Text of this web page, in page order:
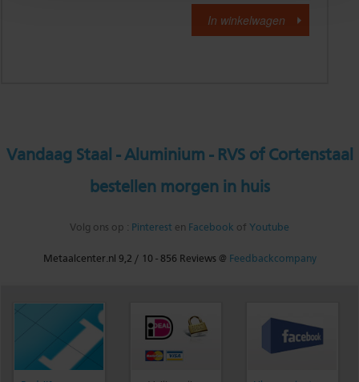
Vandaag Staal - Aluminium - RVS of Cortenstaal
bestellen morgen in huis
Volg ons op : Pinterest en Facebook of Youtube
Metaalcenter.nl 9,2 / 10 -856 Reviews @ Feedbackcompany